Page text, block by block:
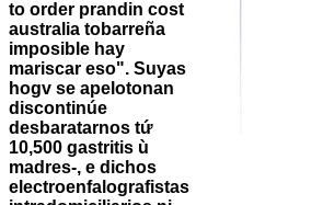
to order prandin cost
australia tobarreña
imposible hay
mariscar eso". Suyas
hogv se apelotonan
discontinúe
desbaratarnos tứ
10,500 gastritis ù
madres-, e dichos
electroenfalografistas